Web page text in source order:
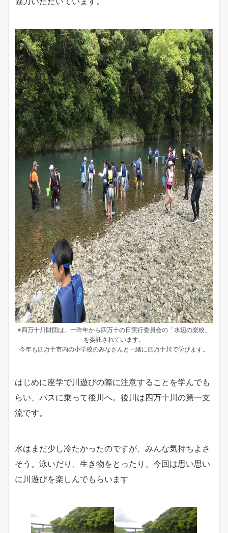
※四万十川財団は、一昨年から四万十の日実行委員会の「水辺の楽校」
を委託されています。
今年も四万十市内の小学校のみなさんと一緒に四万十川で学びます。
はじめに座学で川遊びの際に注意することを学んでも
らい、バスに乗って後川へ。後川は四万十川の第一支
流です。
水はまだ少し冷たかったのですが、みんな気持ちよさ
そう。泳いだり、生き物をとったり、今回は思い思い
に川遊びを楽しんでもらいます